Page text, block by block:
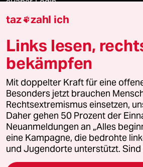
Downloads für Abonnierende
© 2026 taz Verlags und Vertriebs
Alle Rechte vorbehalten. Bei rechtlichen
wenden Sie sich bitte an
lizenzen@taz.de
Feedback Redaktionsstatut
Leitlinie Informant Datenschutz
taz zahl ich
Links lesen,
bekämpfen
Mit doppelter Kraft für eine
Besonders jetzt brauchen
Rechtsextremismus einsetzen,
Daher gehen 50 Prozent der
Neuanmeldungen an „Alles
eine Kampagne, die bedrohte
und Jugendorte unterstützt. Sind